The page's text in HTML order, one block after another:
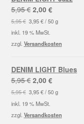
5,95€ Ursprünglicher
Preis
war:
5,95 €
2,00 €Aktueller
Preis
2,00 €.
5,95€ 3,95€/50 g
inkl. 19 % MwSt.
zzgl. Versandkosten
DENIM LIGHT Blues
5,95€ Ursprünglicher
Preis
war:
5,95 €
2,00 €Aktueller
Preis
2,00 €.
5,95€ 3,95€/50 g
inkl. 19 % MwSt.
zzgl. Versandkosten